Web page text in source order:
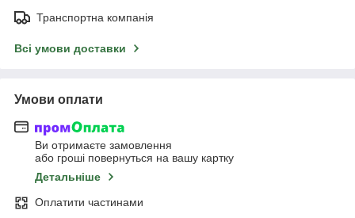
Транспортна компанія
Всі умови доставки
Умови оплати
Ви отримаєте замовлення
або гроші повернуться на вашу картку
Детальніше
Оплатити частинами